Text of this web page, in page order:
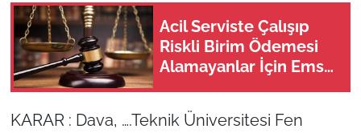
Acil Serviste Çalışıp
Riskli Birim Ödemesi
Alamayanlar İçin Emsal
KARAR : Dava, ….Teknik Üniversitesi Fen